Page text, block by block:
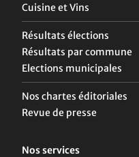
Cuisine et Vins
Résultats élections
Résultats par commune
Elections municipales
Nos chartes éditoriales
Revue de presse
Nos services